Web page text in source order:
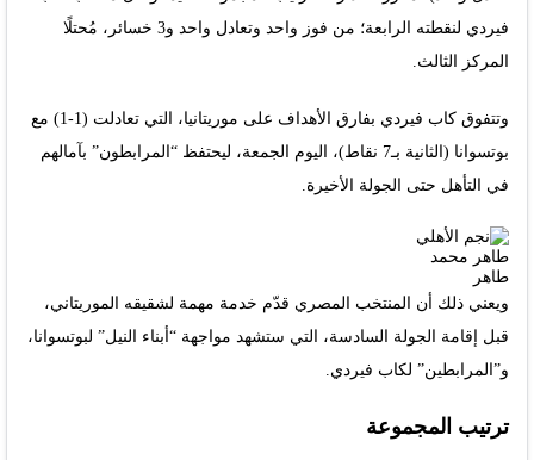
فيردي لنقطته الرابعة؛ من فوز واحد وتعادل واحد و3 خسائر، مُحتلًا
المركز الثالث.
وتتفوق كاب فيردي بفارق الأهداف على موريتانيا، التي تعادلت (1-1) مع
بوتسوانا (الثانية بـ7 نقاط)، اليوم الجمعة، ليحتفظ “المرابطون” بآمالهم
في التأهل حتى الجولة الأخيرة.
ويعني ذلك أن المنتخب المصري قدّم خدمة مهمة لشقيقه الموريتاني،
قبل إقامة الجولة السادسة، التي ستشهد مواجهة “أبناء النيل” لبوتسوانا،
و”المرابطين” لكاب فيردي.
ترتيب المجموعة